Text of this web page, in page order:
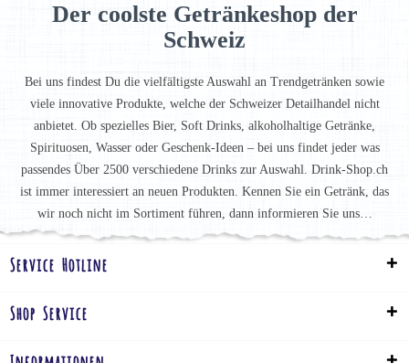
Der coolste Getränkeshop der
Schweiz
Bei uns findest Du die vielfältigste Auswahl an Trendgetränken sowie
viele innovative Produkte, welche der Schweizer Detailhandel nicht
anbietet. Ob spezielles Bier, Soft Drinks, alkoholhaltige Getränke,
Spirituosen, Wasser oder Geschenk-Ideen – bei uns findet jeder was
passendes Über 2500 verschiedene Drinks zur Auswahl. Drink-Shop.ch
ist immer interessiert an neuen Produkten. Kennen Sie ein Getränk, das
wir noch nicht im Sortiment führen, dann informieren Sie uns…
Service Hotline
Shop Service